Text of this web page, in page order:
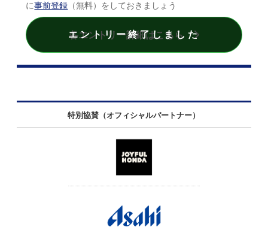
コース＆アクセス
交通規制情報
に事前登録 （無料）をしておきましょう
各エントリー詳細はこちら
特別協賛（オフィシャルパートナー）